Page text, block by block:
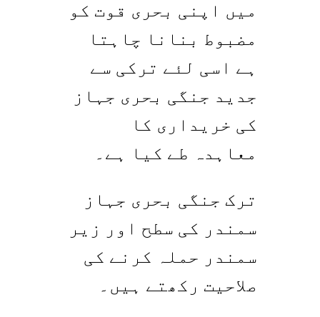
میں اپنی بحری قوت کو
مضبوط بنانا چاہتا
ہے اسی لئے ترکی سے
جدید جنگی بحری جہاز
کی خریداری کا
معاہدہ طے کیا ہے۔
ترک جنگی بحری جہاز
سمندر کی سطح اور زیر
سمندر حملہ کرنے کی
صلاحیت رکھتے ہیں۔